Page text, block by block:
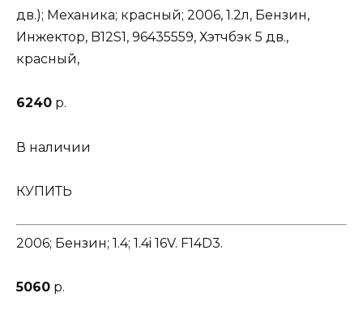
дв.); Механика; красный; 2006, 1.2л, Бензин,
Инжектор, B12S1, 96435559, Хэтчбэк 5 дв.,
красный,
6240 р.
В наличии
КУПИТЬ
2006; Бензин; 1.4; 1.4i 16V. F14D3.
5060 р.